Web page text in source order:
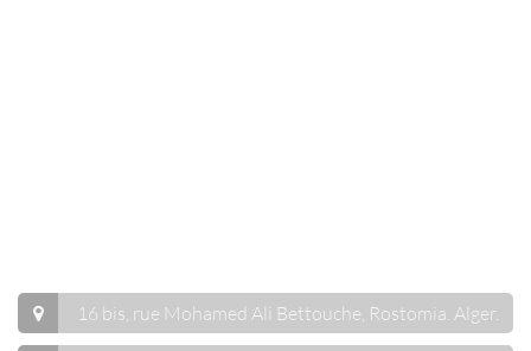
16 bis, rue Mohamed Ali Bettouche, Rostomia. Alger.